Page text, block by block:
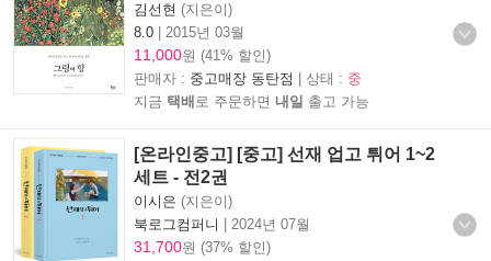
김선현 (지은이)
8.0
2015년 03월
11,000원 (41% 할인)
판매자 : 중고매장 동탄점 | 상태 : 중
지금 택배 로 주문하면 내일 출고 가능
[온라인중고] [중고] 선재 업고 튀어 1~2
세트 - 전2권
이시은 (지은이)
북로그컴퍼니
2024년 07월
31,700원 (37% 할인)